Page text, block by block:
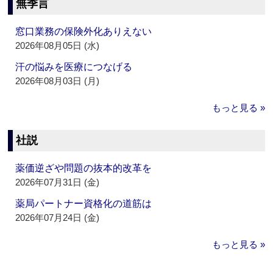
無季言
窓口業務の保険外化ありえない
2026年08月05日 (水)
汗の悩みを医療につなげる
2026年08月03日 (月)
もっと見る »
社説
薬価逆ざや問題の抜本的改革を
2026年07月31日 (金)
薬局パートナー資格化の道筋は
2026年07月24日 (金)
もっと見る »